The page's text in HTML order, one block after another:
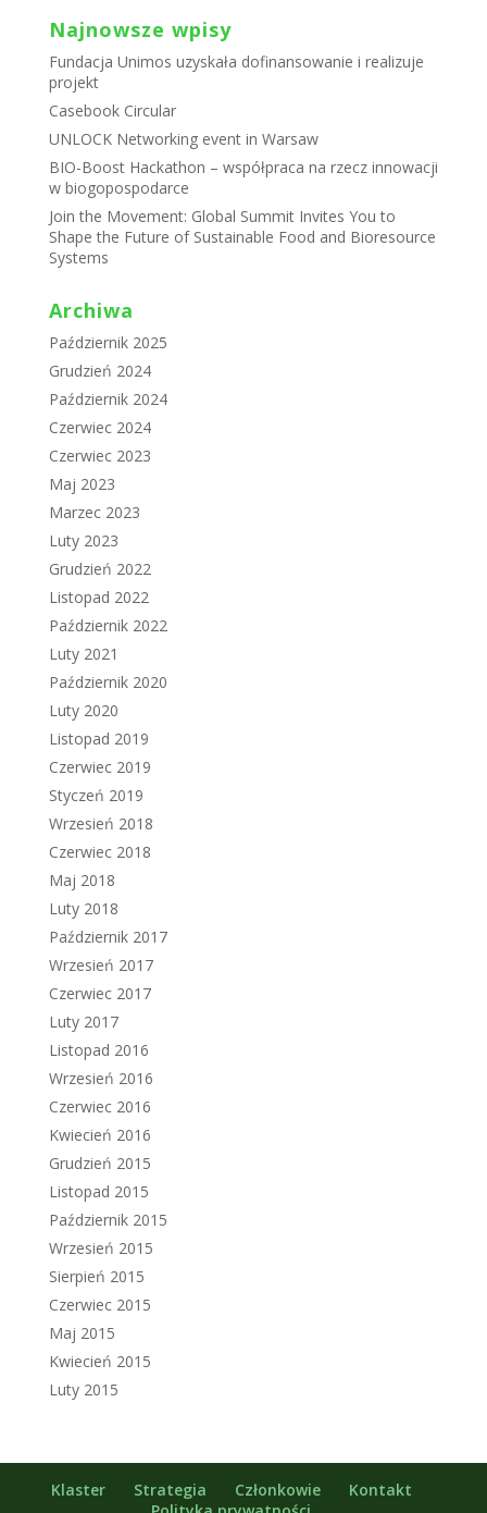
Najnowsze wpisy
Fundacja Unimos uzyskała dofinansowanie i realizuje
projekt
Casebook Circular
UNLOCK Networking event in Warsaw
BIO-Boost Hackathon – współpraca na rzecz innowacji
w biogopospodarce
Join the Movement: Global Summit Invites You to
Shape the Future of Sustainable Food and Bioresource
Systems
Archiwa
Październik 2025
Grudzień 2024
Październik 2024
Czerwiec 2024
Czerwiec 2023
Maj 2023
Marzec 2023
Luty 2023
Grudzień 2022
Listopad 2022
Październik 2022
Luty 2021
Październik 2020
Luty 2020
Listopad 2019
Czerwiec 2019
Styczeń 2019
Wrzesień 2018
Czerwiec 2018
Maj 2018
Luty 2018
Październik 2017
Wrzesień 2017
Czerwiec 2017
Luty 2017
Listopad 2016
Wrzesień 2016
Czerwiec 2016
Kwiecień 2016
Grudzień 2015
Listopad 2015
Październik 2015
Wrzesień 2015
Sierpień 2015
Czerwiec 2015
Maj 2015
Kwiecień 2015
Luty 2015
Klaster Strategia Członkowie
Kontakt